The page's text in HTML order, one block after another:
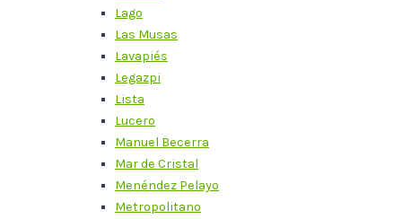
Lago
Las Musas
Lavapiés
Legazpi
Lista
Lucero
Manuel Becerra
Mar de Cristal
Menéndez Pelayo
Metropolitano